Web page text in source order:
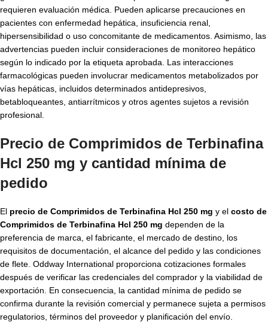
requieren evaluación médica. Pueden aplicarse precauciones en
pacientes con enfermedad hepática, insuficiencia renal,
hipersensibilidad o uso concomitante de medicamentos. Asimismo, las
advertencias pueden incluir consideraciones de monitoreo hepático
según lo indicado por la etiqueta aprobada. Las interacciones
farmacológicas pueden involucrar medicamentos metabolizados por
vías hepáticas, incluidos determinados antidepresivos,
betabloqueantes, antiarrítmicos y otros agentes sujetos a revisión
profesional.
Precio de Comprimidos de Terbinafina
Hcl 250 mg y cantidad mínima de
pedido
El precio de Comprimidos de Terbinafina Hcl 250 mg y el costo de
Comprimidos de Terbinafina Hcl 250 mg dependen de la
preferencia de marca, el fabricante, el mercado de destino, los
requisitos de documentación, el alcance del pedido y las condiciones
de flete. Oddway International proporciona cotizaciones formales
después de verificar las credenciales del comprador y la viabilidad de
exportación. En consecuencia, la cantidad mínima de pedido se
confirma durante la revisión comercial y permanece sujeta a permisos
regulatorios, términos del proveedor y planificación del envío.